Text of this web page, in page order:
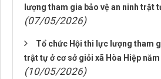
lượng tham gia bảo vệ an ninh trật
(07/05/2026)
Tổ chức Hội thi lực lượng tham
trật tự ở cơ sở giỏi xã Hòa Hiệp năm
(10/05/2026)